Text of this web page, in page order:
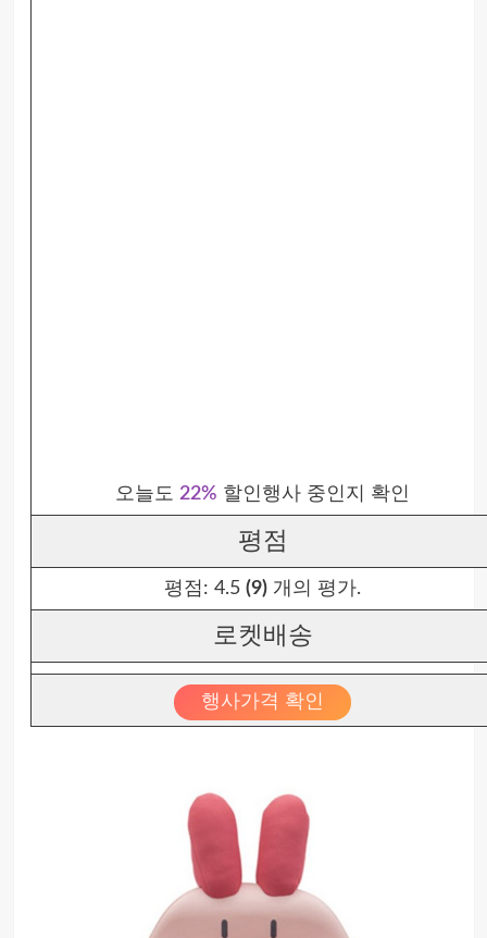
오늘도 22% 할인행사 중인지 확인
평점
평점: 4.5 (9)개의 평가.
로켓배송
행사가격 확인